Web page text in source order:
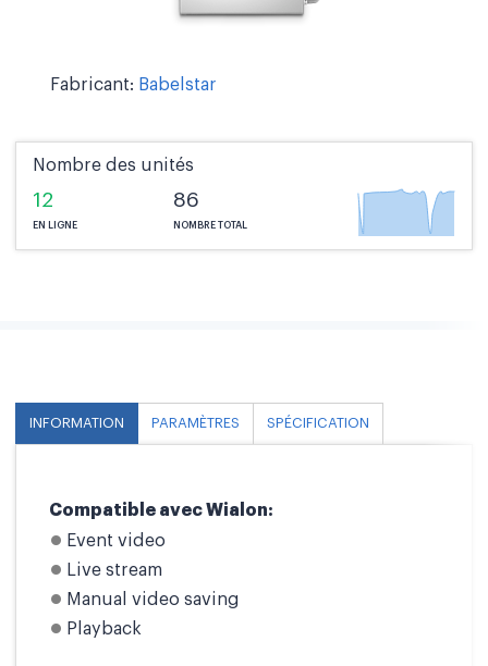
Fabricant: Babelstar
Nombre des unités
12
EN LIGNE
86
NOMBRE TOTAL
INFORMATION PARAMÈTRES SPÉCIFICATION
Compatible avec Wialon:
Event video
Live stream
Manual video saving
Playback